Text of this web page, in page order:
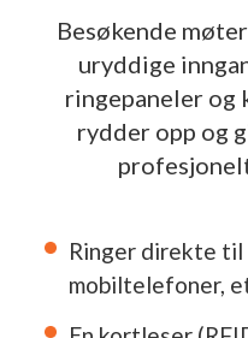
Besøkende
uryddige
ringepaneler og
rydder opp og
Ringer direkte
mobiltelefoner,